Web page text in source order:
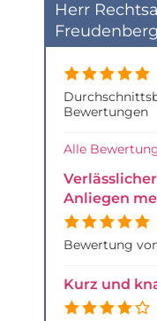
Herr
Bewertungen
Alle
Anliegen
Bewertung
Kurz und